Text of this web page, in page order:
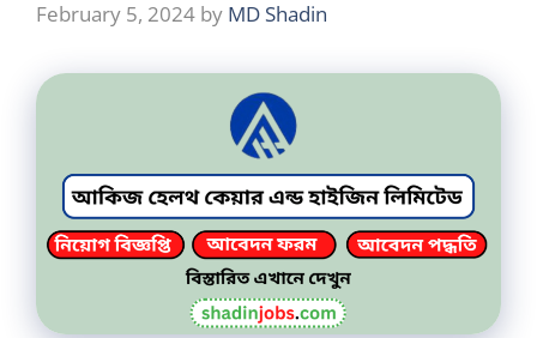
February 5, 2024 by MD Shadin